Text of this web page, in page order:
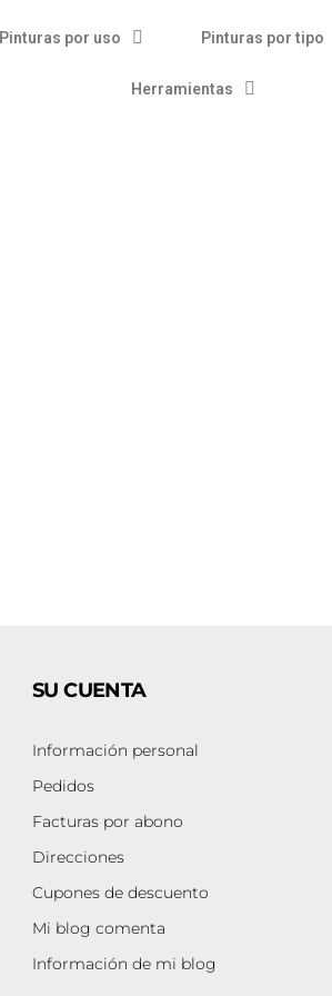
Pinturas por uso Pinturas por tipo
Herramientas
SU CUENTA
Información personal
Pedidos
Facturas por abono
Direcciones
Cupones de descuento
Mi blog comenta
Información de mi blog